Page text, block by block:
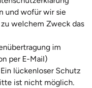
und wofür wir sie
welchem Zweck das
im
per E-Mail)
lückenloser Schutz
ist nicht möglich.